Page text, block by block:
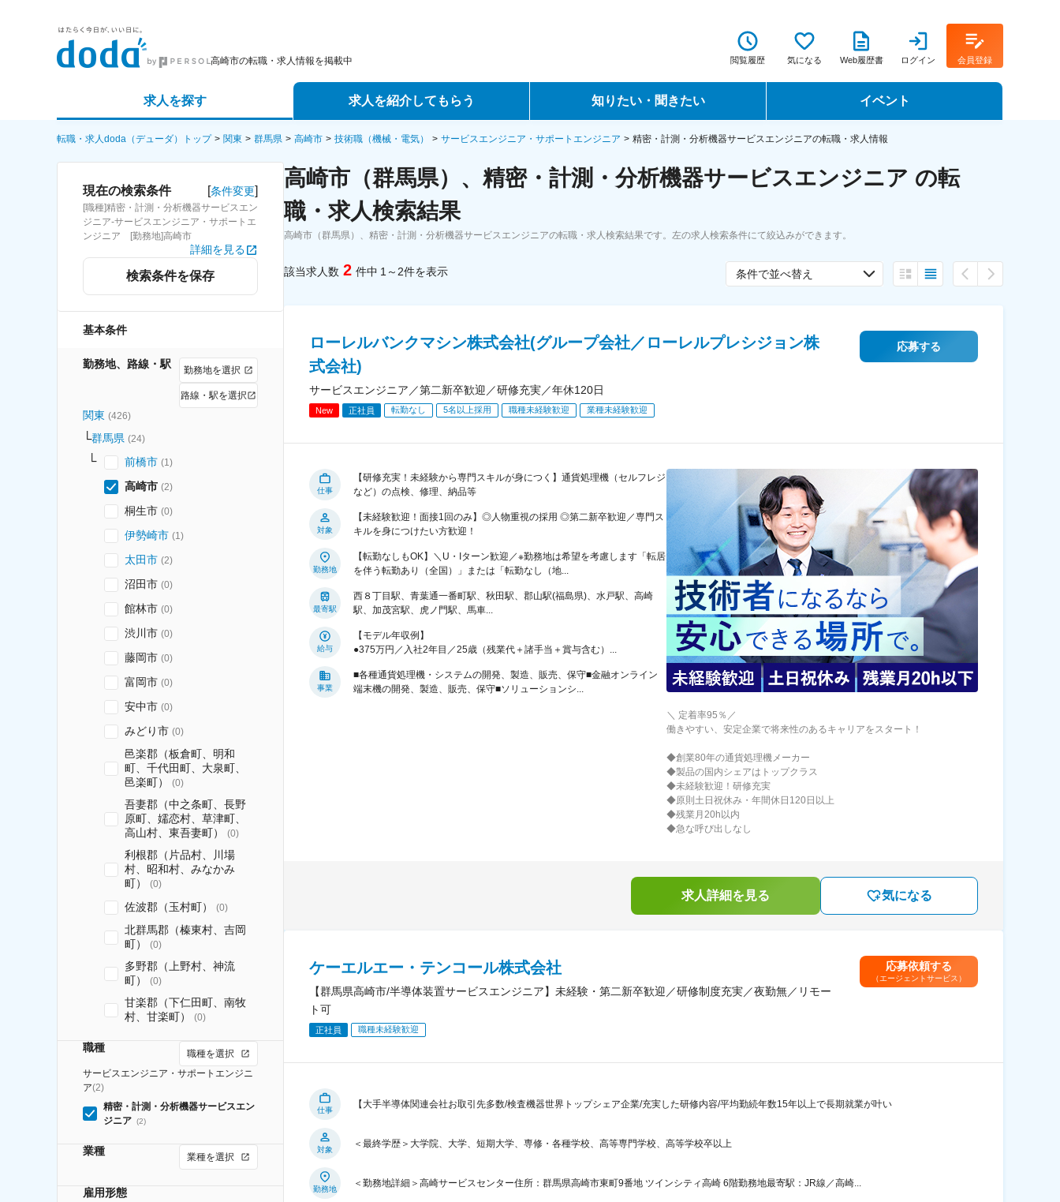
高崎市の転職・求人情報を掲載中 閲覧履歴 気になる Web履歴書 ログイン 会員登録
求人を探す
詳細条件から探す
求人特集から探す
求人を紹介してもらう
エージェントサービス
スカウトサービス
パートナーエージェントサービス
知りたい・聞きたい
転職ノウハウ
データで見る転職
イベント
転職イベント・転職セミナー
転職フェア
転職・求人doda（デューダ）トップ 関東 群馬県 高崎市 技術職（機械・電気） サービスエンジニア・サポートエンジニア 精密・計測・分析機器サービスエンジニアの転職・求人情報
現在の検索条件 [条件変更]
[職種]精密・計測・分析機器サービスエン
ジニア-サービスエンジニア・サポートエ
ンジニア [勤務地]高崎市
詳細を見る
検索条件を保存
基本条件
勤務地、路線・駅 勤務地を選択
路線・駅を選択
関東 (426)
群馬県 (24)
前橋市 (1 )
高崎市 (2)
桐生市 (0)
伊勢崎市 (1 )
太田市 (2)
沼田市 (0)
館林市 (0)
渋川市 (0)
藤岡市 (0)
富岡市 (0)
安中市 (0)
みどり市 (0)
邑楽郡（板倉町、明和
町、千代田町、大泉町、
邑楽町）
(0)
吾妻郡（中之条町、長野
原町、嬬恋村、草津町、
高山村、東吾妻町）
(0)
利根郡（片品村、川場
村、昭和村、みなかみ
町）
(0)
佐波郡（玉村町） (0)
北群馬郡（榛東村、吉岡
町）
(0)
多野郡（上野村、神流
町）
(0)
甘楽郡（下仁田町、南牧
村、甘楽町）
(0)
職種
職種を選択
サービスエンジニア・サポートエンジニ
ア(2)
精密・計測・分析機器サービスエン
ジニア (2)
業種 業種を選択
雇用形態
高崎市（群馬県）、精密・計測・分析機器サービスエンジニア の転
職・求人検索結果
高崎市（群馬県）、精密・計測・分析機器サービスエンジニアの転職・求人検索結果です。左の求人検索条件にて絞込みができます。
該当求人数 2 件中 1～2件を表示 条件で並べ替え
ローレルバンクマシン株式会社(グループ会社／ローレルプレシジョン株
式会社)
サービスエンジニア／第二新卒歓迎／研修充実／年休120日
New 正社員 転勤なし 5名以上採用 職種未経験歓迎 業種未経験歓迎
応募する
仕事
【研修充実！未経験から専門スキルが身につく】通貨処理機（セルフレジ
など）の点検、修理、納品等
対象
【未経験歓迎！面接1回のみ】◎人物重視の採用 ◎第二新卒歓迎／専門ス
キルを身につけたい方歓迎！
勤務地
【転勤なしもOK】＼U・Iターン歓迎／※勤務地は希望を考慮します「転居
を伴う転勤あり（全国）」または「転勤なし（地...
最寄駅
西８丁目駅、青葉通一番町駅、秋田駅、郡山駅(福島県)、水戸駅、高崎
駅、加茂宮駅、虎ノ門駅、馬車...
給与
【モデル年収例】
●375万円／入社2年目／25歳（残業代＋諸手当＋賞与含む）...
事業
■各種通貨処理機・システムの開発、製造、販売、保守■金融オンライン
端末機の開発、製造、販売、保守■ソリューションシ...
＼ 定着率95％／
働きやすい、安定企業で将来性のあるキャリアをスタート！
◆創業80年の通貨処理機メーカー
◆製品の国内シェアはトップクラス
◆未経験歓迎！研修充実
◆原則土日祝休み・年間休日120日以上
◆残業月20h以内
◆急な呼び出しなし
求人詳細を見る 気になる
ケーエルエー・テンコール株式会社
【群馬県高崎市/半導体装置サービスエンジニア】未経験・第二新卒歓迎／研修制度充実／夜勤無／リモー
ト可
正社員 職種未経験歓迎
応募依頼する
（エージェントサービス）
仕事
【大手半導体関連会社お取引先多数/検査機器世界トップシェア企業/充実した研修内容/平均勤続年数15年以上で長期就業が叶い
対象
＜最終学歴＞大学院、大学、短期大学、専修・各種学校、高等専門学校、高等学校卒以上
勤務地
＜勤務地詳細＞高崎サービスセンター住所：群馬県高崎市東町9番地 ツインシティ高崎 6階勤務地最寄駅：JR線／高崎...